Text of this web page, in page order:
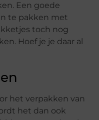
Een goede
te pakken met
toch nog
Hoef je je daar al
het verpakken van
het dan ook